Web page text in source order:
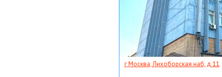
г Москва, Лихоборская наб, д 11